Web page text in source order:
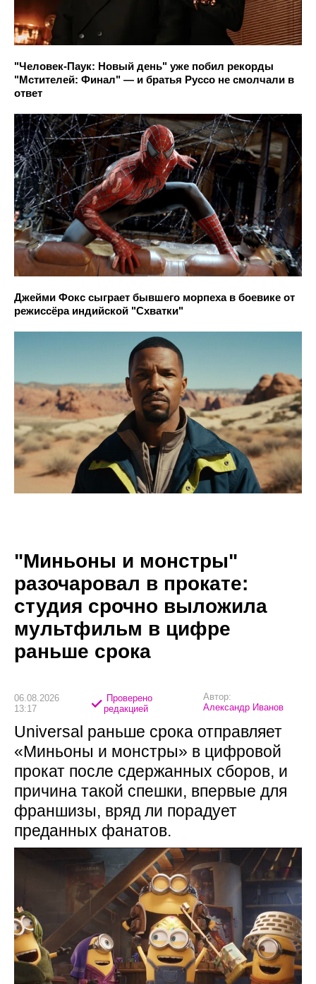
"Человек-Паук: Новый день" уже побил рекорды
"Мстителей: Финал" — и братья Руссо не смолчали в
ответ
Джейми Фокс сыграет бывшего морпеха в боевике от
режиссёра индийской "Схватки"
"Миньоны и монстры"
разочаровал в прокате:
студия срочно выложила
мультфильм в цифре
раньше срока
06.08.2026
13:17
Проверено
редакцией
Автор:
Александр Иванов
Universal раньше срока отправляет
«Миньоны и монстры» в цифровой
прокат после сдержанных сборов, и
причина такой спешки, впервые для
франшизы, вряд ли порадует
преданных фанатов.